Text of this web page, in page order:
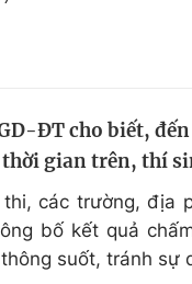
ĐT cho biết,
thời gian trên, thí
các trường, địa
bố kết quả
suốt, tránh sự